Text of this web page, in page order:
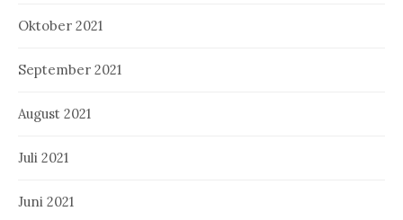
Oktober 2021
September 2021
August 2021
Juli 2021
Juni 2021